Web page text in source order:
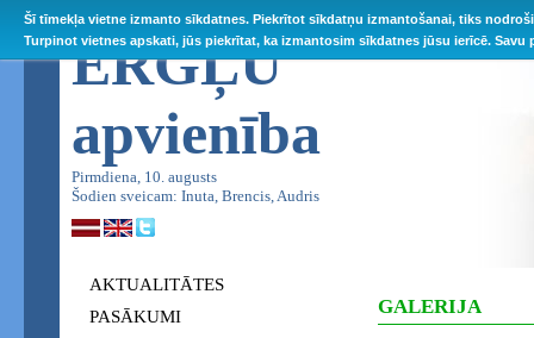
Šī tīmekļa vietne izmanto sīkdatnes. Piekrītot sīkdatņu izmantošanai, tiks
Turpinot vietnes apskati, jūs piekrītat, ka izmantosim sīkdatnes jūsu ierīcē.
ĒRGĻU
apvienība
Pirmdiena, 10. augusts
Šodien sveicam: Inuta, Brencis, Audris
AKTUALITĀTES
PASĀKUMI
GALERIJA